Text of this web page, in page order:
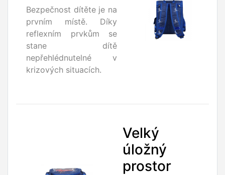
Bezpečnost dítěte je na
prvním místě. Díky
reflexním prvkům se
stane dítě
nepřehlédnutelné v
krizových situacích.
Velký
úložný
prostor